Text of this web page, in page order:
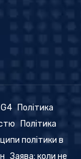
Політика
Політика
політики в
Заява: коли не